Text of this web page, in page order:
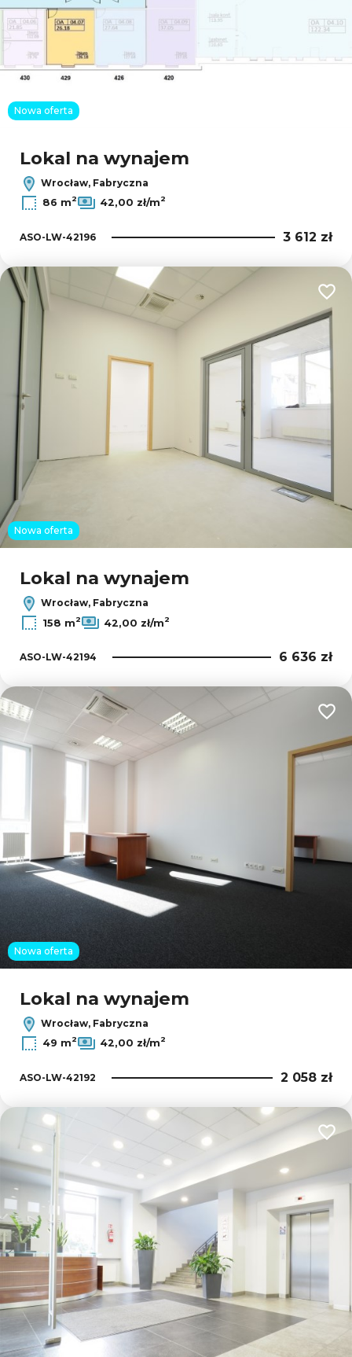
Nowa oferta
Lokal na wynajem
Wrocław, Fabryczna
86 m2 42,00 zł/m2
ASO-LW-42196 3 612 zł
Nowa oferta
Lokal na wynajem
Wrocław, Fabryczna
158 m2 42,00 zł/m2
ASO-LW-42194 6 636 zł
Nowa oferta
Lokal na wynajem
Wrocław, Fabryczna
49 m2 42,00 zł/m2
ASO-LW-42192 2 058 zł